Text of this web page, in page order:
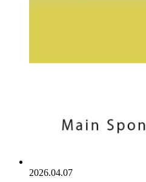
2026.04.07